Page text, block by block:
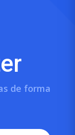
de forma